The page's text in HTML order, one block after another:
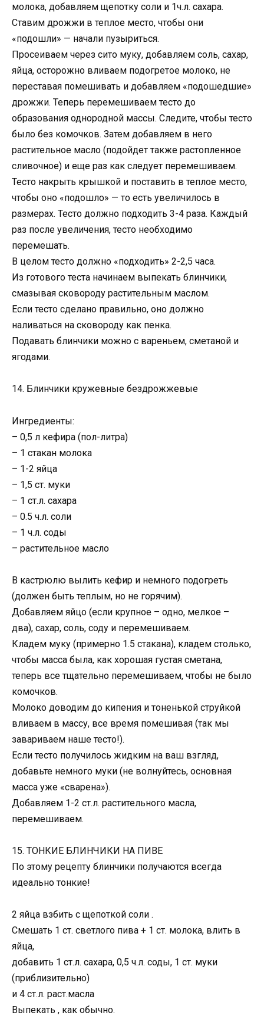
молока, добавляем щепотку соли и 1ч.л. сахара.
Ставим дрожжи в теплое место, чтобы они
«подошли» — начали пузыриться.
Просеиваем через сито муку, добавляем соль, сахар,
яйца, осторожно вливаем подогретое молоко, не
переставая помешивать и добавляем «подошедшие»
дрожжи. Теперь перемешиваем тесто до
образования однородной массы. Следите, чтобы тесто
было без комочков. Затем добавляем в него
растительное масло (подойдет также растопленное
сливочное) и еще раз как следует перемешиваем.
Тесто накрыть крышкой и поставить в теплое место,
чтобы оно «подошло» — то есть увеличилось в
размерах. Тесто должно подходить 3-4 раза. Каждый
раз после увеличения, тесто необходимо
перемешать.
В целом тесто должно «подходить» 2-2,5 часа.
Из готового теста начинаем выпекать блинчики,
смазывая сковороду растительным маслом.
Если тесто сделано правильно, оно должно
наливаться на сковороду как пенка.
Подавать блинчики можно с вареньем, сметаной и
ягодами.
14. Блинчики кружевные бездрожжевые
Ингредиенты:
– 0,5 л кефира (пол-литра)
– 1 стакан молока
– 1-2 яйца
– 1,5 ст. муки
– 1 ст.л. сахара
– 0.5 ч.л. соли
– 1 ч.л. соды
– растительное масло
В кастрюлю вылить кефир и немного подогреть
(должен быть теплым, но не горячим).
Добавляем яйцо (если крупное – одно, мелкое –
два), сахар, соль, соду и перемешиваем.
Кладем муку (примерно 1.5 стакана), кладем столько,
чтобы масса была, как хорошая густая сметана,
теперь все тщательно перемешиваем, чтобы не было
комочков.
Молоко доводим до кипения и тоненькой струйкой
вливаем в массу, все время помешивая (так мы
завариваем наше тесто!).
Если тесто получилось жидким на ваш взгляд,
добавьте немного муки (не волнуйтесь, основная
масса уже «сварена»).
Добавляем 1-2 ст.л. растительного масла,
перемешиваем.
15. ТОНКИЕ БЛИНЧИКИ НА ПИВЕ
По этому рецепту блинчики получаются всегда
идеально тонкие!
2 яйца взбить с щепоткой соли .
Смешать 1 ст. светлого пива + 1 ст. молока, влить в
яйца,
добавить 1 ст.л. сахара, 0,5 ч.л. соды, 1 ст. муки
(приблизительно)
и 4 ст.л. раст.масла
Выпекать , как обычно.